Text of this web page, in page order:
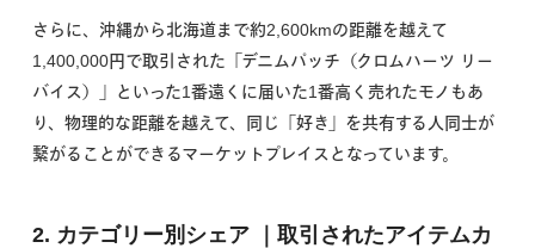
さらに、沖縄から北海道まで約2,600kmの距離を越えて
1,400,000円で取引された「デニムパッチ（クロムハーツ リー
バイス）」といった1番遠くに届いた1番高く売れたモノもあ
り、物理的な距離を越えて、同じ「好き」を共有する人同士が
繋がることができるマーケットプレイスとなっています。
2. カテゴリー別シェア ｜取引されたアイテムカ